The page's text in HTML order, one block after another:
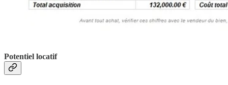
Potentiel locatif